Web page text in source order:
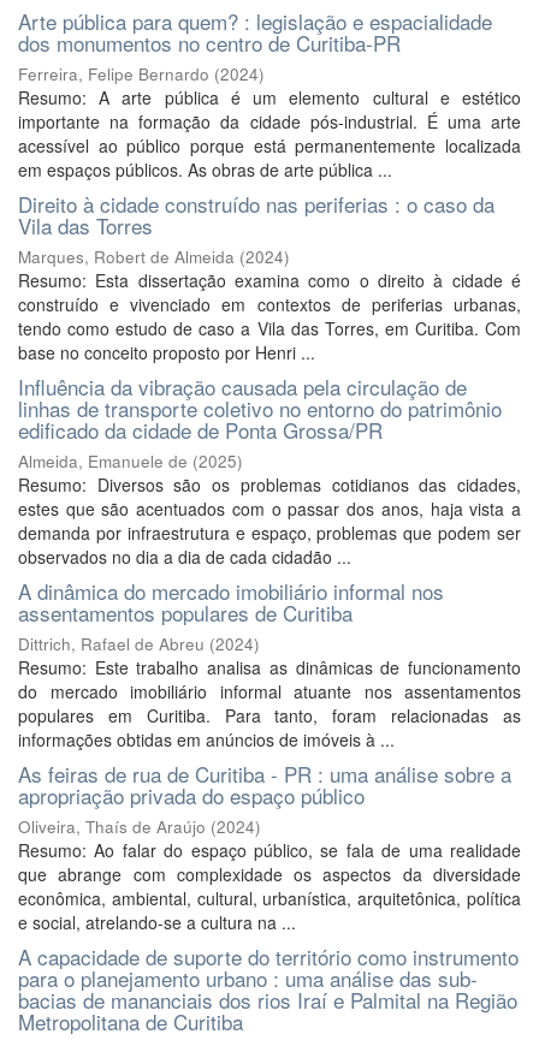
Arte pública para quem? : legislação e espacialidade
dos monumentos no centro de Curitiba-PR
Ferreira, Felipe Bernardo (2024)
Resumo: A arte pública é um elemento cultural e estético
importante na formação da cidade pós-industrial. É uma arte
acessível ao público porque está permanentemente localizada
em espaços públicos. As obras de arte pública ...
Direito à cidade construído nas periferias : o caso da
Vila das Torres
Marques, Robert de Almeida (2024)
Resumo: Esta dissertação examina como o direito à cidade é
construído e vivenciado em contextos de periferias urbanas,
tendo como estudo de caso a Vila das Torres, em Curitiba. Com
base no conceito proposto por Henri ...
Influência da vibração causada pela circulação de
linhas de transporte coletivo no entorno do patrimônio
edificado da cidade de Ponta Grossa/PR
Almeida, Emanuele de (2025)
Resumo: Diversos são os problemas cotidianos das cidades,
estes que são acentuados com o passar dos anos, haja vista a
demanda por infraestrutura e espaço, problemas que podem ser
observados no dia a dia de cada cidadão ...
A dinâmica do mercado imobiliário informal nos
assentamentos populares de Curitiba
Dittrich, Rafael de Abreu (2024)
Resumo: Este trabalho analisa as dinâmicas de funcionamento
do mercado imobiliário informal atuante nos assentamentos
populares em Curitiba. Para tanto, foram relacionadas as
informações obtidas em anúncios de imóveis à ...
As feiras de rua de Curitiba - PR : uma análise sobre a
apropriação privada do espaço público
Oliveira, Thaís de Araújo (2024)
Resumo: Ao falar do espaço público, se fala de uma realidade
que abrange com complexidade os aspectos da diversidade
econômica, ambiental, cultural, urbanística, arquitetônica, política
e social, atrelando-se a cultura na ...
A capacidade de suporte do território como instrumento
para o planejamento urbano : uma análise das sub-
bacias de mananciais dos rios Iraí e Palmital na Região
Metropolitana de Curitiba